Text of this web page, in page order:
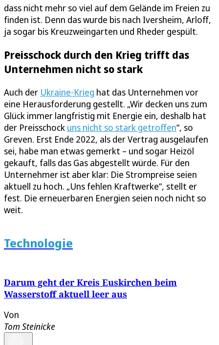
dass nicht mehr so viel auf dem Gelände im Freien zu
finden ist. Denn das wurde bis nach Iversheim, Arloff,
ja sogar bis Kreuzweingarten und Rheder gespült.
Preisschock durch den Krieg trifft das
Unternehmen nicht so stark
Auch der Ukraine-Krieg hat das Unternehmen vor
eine Herausforderung gestellt. „Wir decken uns zum
Glück immer langfristig mit Energie ein, deshalb hat
der Preisschock uns nicht so stark getroffen“, so
Greven. Erst Ende 2022, als der Vertrag ausgelaufen
sei, habe man etwas gemerkt – und sogar Heizöl
gekauft, falls das Gas abgestellt würde. Für den
Unternehmer ist aber klar: Die Strompreise seien
aktuell zu hoch. „Uns fehlen Kraftwerke“, stellt er
fest. Die erneuerbaren Energien seien noch nicht so
weit.
Technologie
Darum geht der Kreis Euskirchen beim
Wasserstoff aktuell leer aus
Von
Tom Steinicke